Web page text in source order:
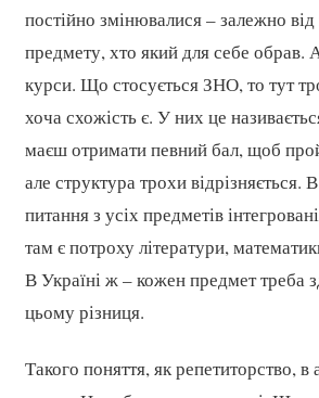
постійно змінювалися – залежно
предмету, хто який для себе обрав.
курси. Що стосується ЗНО, то тут
хоча схожість є. У них це
маєш отримати певний бал, щоб
але структура трохи відрізняється.
питання з усіх предметів
там є потроху літератури,
В Україні ж – кожен предмет треба
цьому різниця.
Такого поняття, як репетиторство, в